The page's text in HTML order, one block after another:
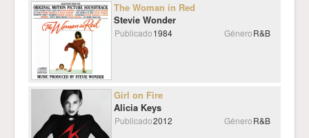
The Woman in Red
Stevie Wonder
Publicado1984 GéneroR&B
Girl on Fire
Alicia Keys
Publicado2012 GéneroR&B